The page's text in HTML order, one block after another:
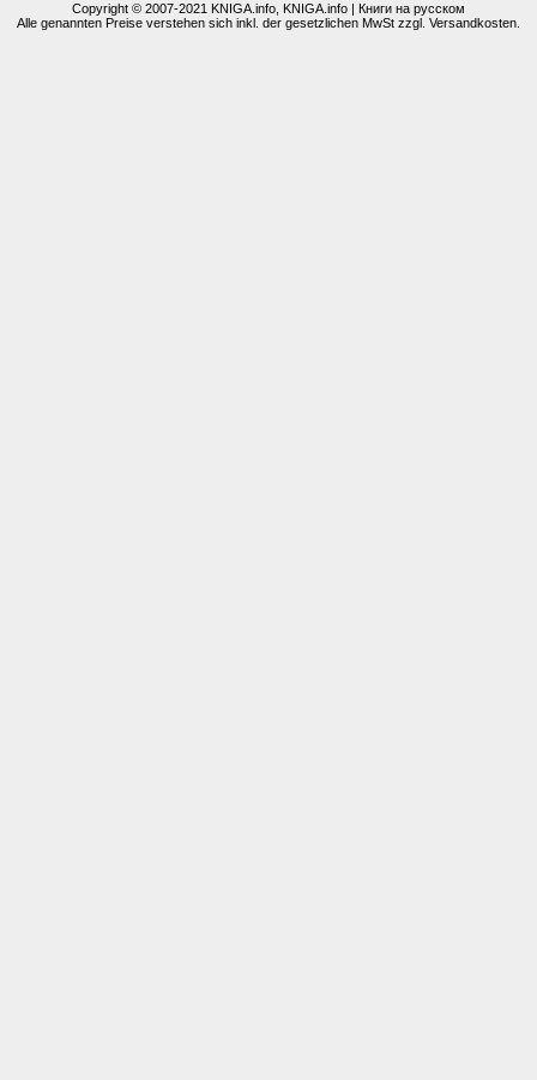
Copyright © 2007-2021 KNIGA.info , KNIGA.info | Книги на русском
Alle genannten Preise verstehen sich inkl. der gesetzlichen MwSt zzgl. Versandkosten.